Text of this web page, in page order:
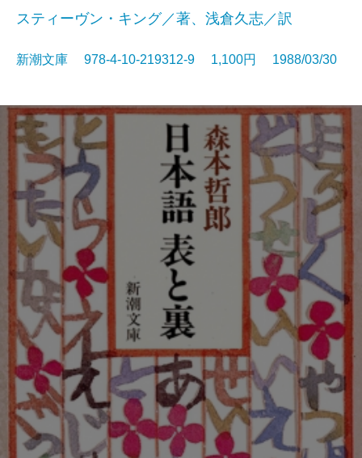
スティーヴン・キング／著、浅倉久志／訳
新潮文庫 978-4-10-219312-9 1,100円 1988/03/30